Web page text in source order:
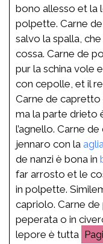
bono allesso et la
polpette. Carne
salvo la spalla,
cossa. Carne de
pur la schina vole
con cepolle, et il
Carne de capretto
ma la parte drieto
l’agnello. Carne
jennaro con la
de nanzi è bona in
far arrosto et le
in polpette.
capriolo. Carne
peperata o in
lepore è tutta